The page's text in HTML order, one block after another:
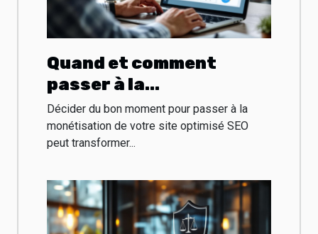
Quand et comment
passer à la
monétisation de votre
site optimisé SEO
Décider du bon moment pour passer à la
monétisation de votre site optimisé SEO
peut transformer...